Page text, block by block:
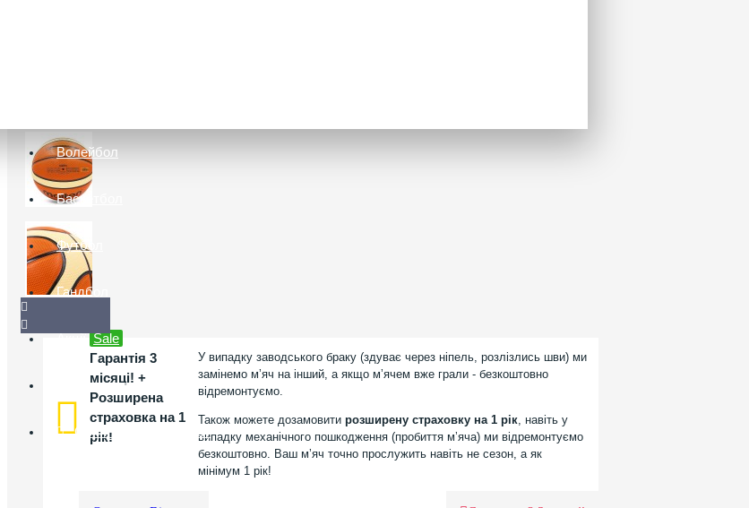
Волейбол
Баскетбол
Футбол
Гандбол
Акції Sale
Опт і дропшиппінг
Оригінал чи підробка?
Гарантія 3
місяці! +
Розширена
страховка на 1
рік!
У випадку заводського браку (здуває через ніпель, розлізлись шви) ми
замінемо мʼяч на інший, а якщо мʼячем вже грали - безкоштовно
відремонтуємо.
Також можете дозамовитирозширену страховку на 1 рік, навіть у
випадку механічного пошкодження (пробиття мʼяча) ми відремонтуємо
безкоштовно. Ваш мʼяч точно прослужить навіть не сезон, а як
мінімум 1 рік!